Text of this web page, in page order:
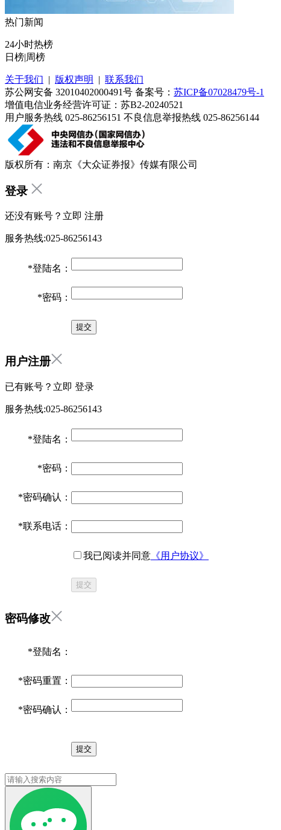
热门新闻
24小时热榜
日榜|周榜
关于我们 | 版权声明 | 联系我们
苏公网安备 32010402000491号 备案号： 苏ICP备07028479号-1
增值电信业务经营许可证：苏B2-20240521
用户服务热线 025-86256151 不良信息举报热线 025-86256144
版权所有：南京《大众证券报》传媒有限公司
登录
还没有账号？立即 注册
服务热线:025-86256143
*登陆名：
*密码：
用户注册
已有账号？立即 登录
服务热线:025-86256143
*登陆名：
*密码：
*密码确认：
*联系电话：
我已阅读并同意 《用户协议》
提交
密码修改
*登陆名：
*密码重置：
*密码确认：